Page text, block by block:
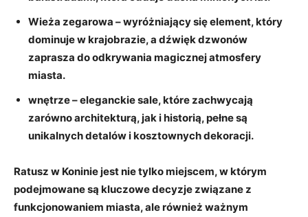
Wieża⁣ zegarowa – wyróżniający się element, który
dominuje ⁣w krajobrazie, a ​dźwięk dzwonów
‍zaprasza​ do odkrywania magicznej atmosfery
miasta.
wnętrze– eleganckie sale, które zachwycają
zarówno architekturą, jak​ i‌ historią, pełne są
unikalnych⁣ detalów i ‌kosztownych ‌dekoracji.
Ratusz w Koninie ⁤jest nie ⁢tylko miejscem, w którym
podejmowane ⁤są ​kluczowe⁤ decyzje związane z
funkcjonowaniem miasta,‌ ale również ważnym⁢